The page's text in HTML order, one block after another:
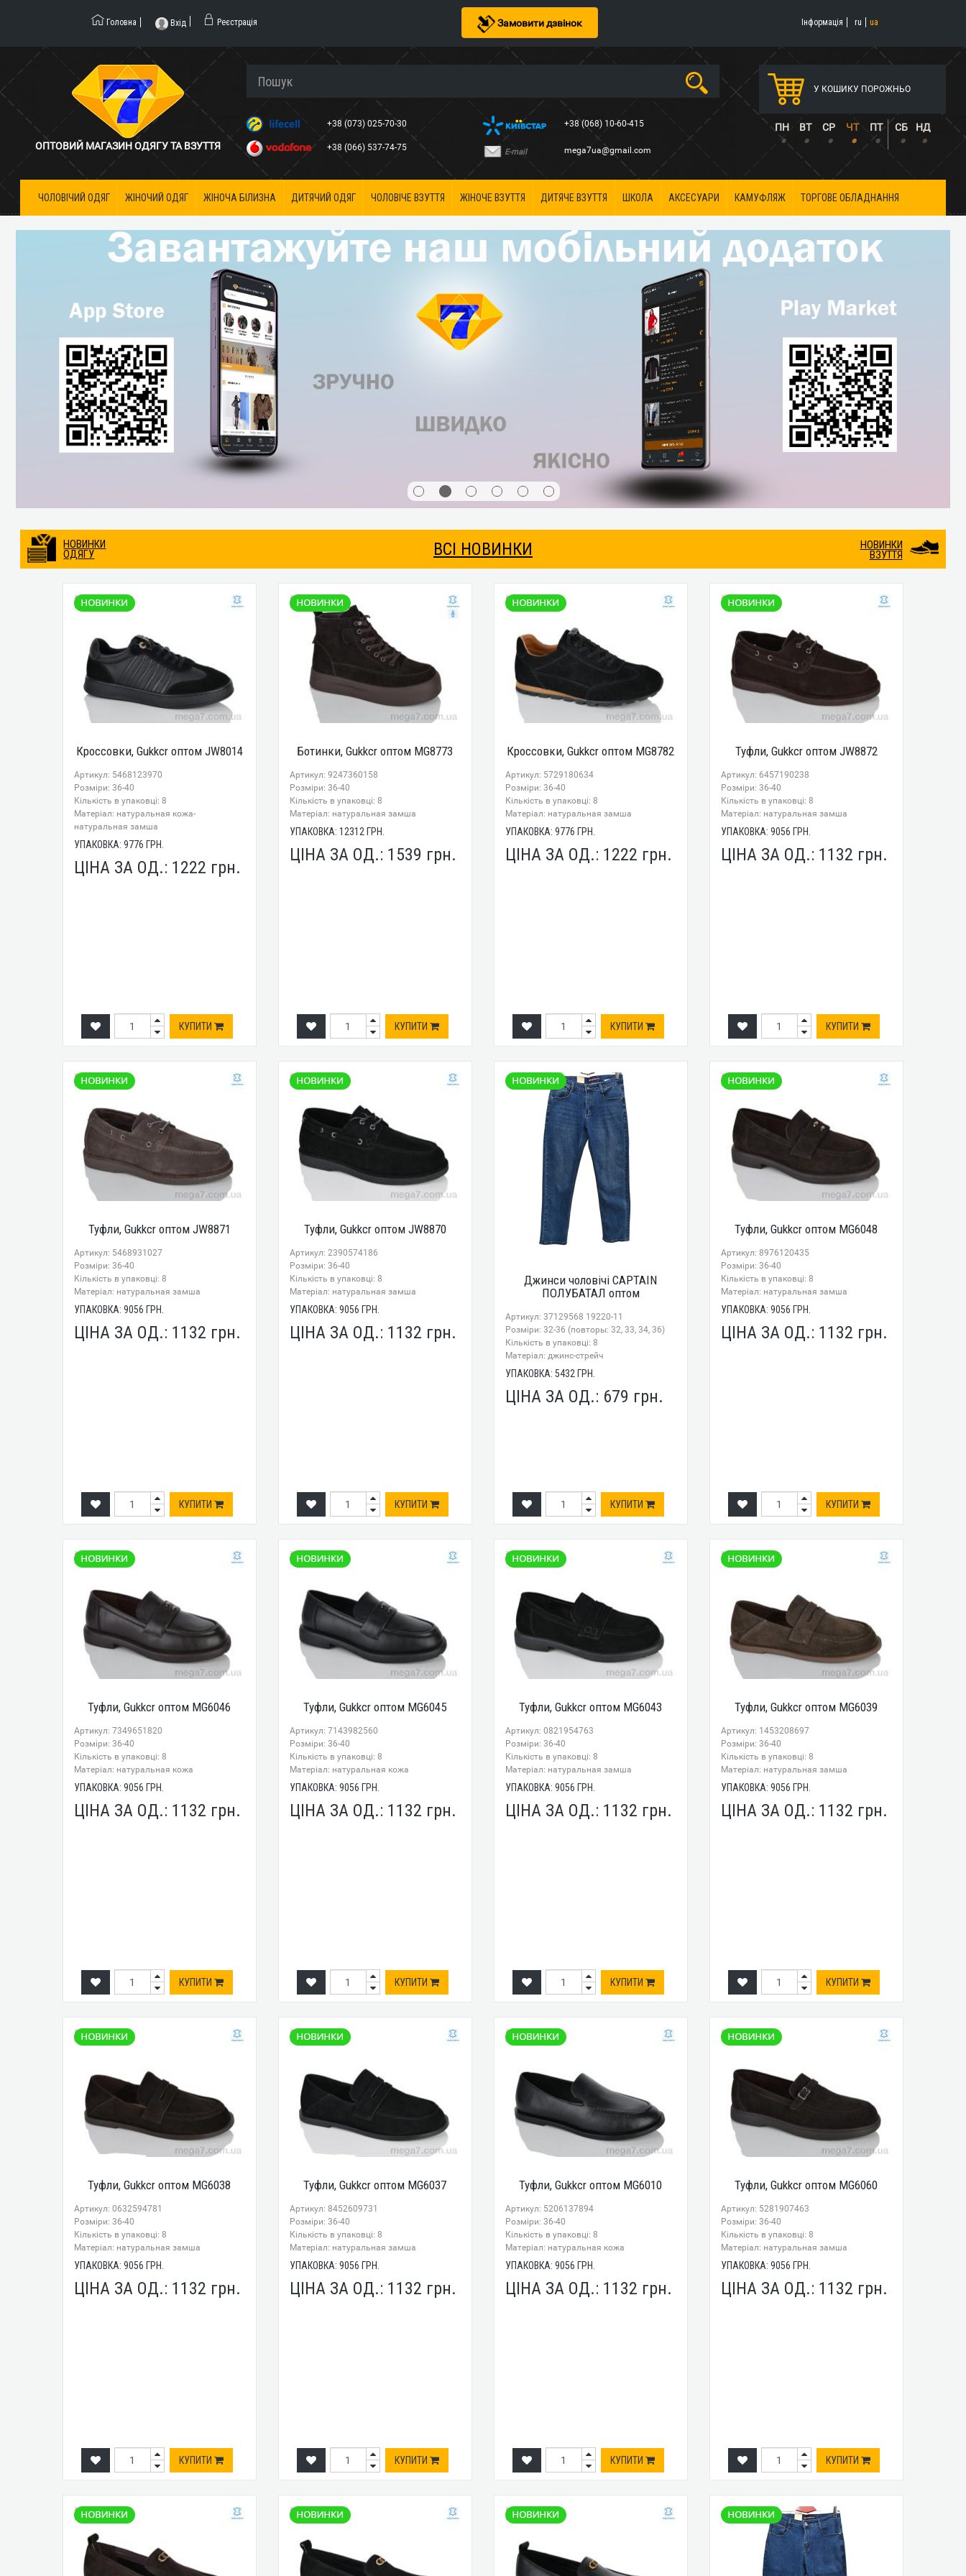
Замовити дзвінок
Головна Вхід Реєстрація Інформація ru ua
ОПТОВИЙ МАГАЗИН ОДЯГУ ТА ВЗУТТЯ
+38 (073) 025-70-30
+38 (066) 537-74-75
+38 (068) 10-60-415
E-mail mega7ua@gmail.com
У КОШИКУ ПОРОЖНЬО
ПН ВТ СР ЧТ ПТ СБ НД
• • • • • • •
ЧОЛОВІЧИЙ ОДЯГ ЖІНОЧИЙ ОДЯГ ЖІНОЧА БІЛИЗНА ДИТЯЧИЙ ОДЯГ ЧОЛОВІЧЕ ВЗУТТЯ ЖІНОЧЕ ВЗУТТЯ ДИТЯЧЕ ВЗУТТЯ ШКОЛА АКСЕСУАРИ КАМУФЛЯЖ ТОРГОВЕ ОБЛАДНАННЯ
НОВИНКИ
ОДЯГУ ВСІ НОВИНКИ НОВИНКИ
ВЗУТТЯ
Кроссовки, Gukkcr оптом JW8014
Артикул: 5468123970
Розміри: 36-40
Кількість в упаковці: 8
Mатеріал: натуральная кожа-
натуральная замша
УПАКОВКА: 9776 ГРН.
ЦІНА ЗА ОД.: 1222 грн.
КУПИТИ
Ботинки, Gukkcr оптом MG8773
Артикул: 9247360158
Розміри: 36-40
Кількість в упаковці: 8
Mатеріал: натуральная замша
УПАКОВКА: 12312 ГРН.
ЦІНА ЗА ОД.: 1539 грн.
КУПИТИ
Кроссовки, Gukkcr оптом MG8782
Артикул: 5729180634
Розміри: 36-40
Кількість в упаковці: 8
Mатеріал: натуральная замша
УПАКОВКА: 9776 ГРН.
ЦІНА ЗА ОД.: 1222 грн.
КУПИТИ
Туфли, Gukkcr оптом JW8872
Артикул: 6457190238
Розміри: 36-40
Кількість в упаковці: 8
Mатеріал: натуральная замша
УПАКОВКА: 9056 ГРН.
ЦІНА ЗА ОД.: 1132 грн.
КУПИТИ
Туфли, Gukkcr оптом JW8871
Артикул: 5468931027
Розміри: 36-40
Кількість в упаковці: 8
Mатеріал: натуральная замша
УПАКОВКА: 9056 ГРН.
ЦІНА ЗА ОД.: 1132 грн.
КУПИТИ
Туфли, Gukkcr оптом JW8870
Артикул: 2390574186
Розміри: 36-40
Кількість в упаковці: 8
Mатеріал: натуральная замша
УПАКОВКА: 9056 ГРН.
ЦІНА ЗА ОД.: 1132 грн.
КУПИТИ
Джинси чоловічі CAPTAIN
ПОЛУБАТАЛ оптом
Артикул: 37129568 19220-11
Розміри: 32-36 (повторы: 32, 33, 34, 36)
Кількість в упаковці: 8
Mатеріал: джинс-стрейч
УПАКОВКА: 5432 ГРН.
ЦІНА ЗА ОД.: 679 грн.
КУПИТИ
Туфли, Gukkcr оптом MG6048
Артикул: 8976120435
Розміри: 36-40
Кількість в упаковці: 8
Mатеріал: натуральная замша
УПАКОВКА: 9056 ГРН.
ЦІНА ЗА ОД.: 1132 грн.
КУПИТИ
Туфли, Gukkcr оптом MG6046
Артикул: 7349651820
Розміри: 36-40
Кількість в упаковці: 8
Mатеріал: натуральная кожа
УПАКОВКА: 9056 ГРН.
ЦІНА ЗА ОД.: 1132 грн.
КУПИТИ
Туфли, Gukkcr оптом MG6045
Артикул: 7143982560
Розміри: 36-40
Кількість в упаковці: 8
Mатеріал: натуральная кожа
УПАКОВКА: 9056 ГРН.
ЦІНА ЗА ОД.: 1132 грн.
КУПИТИ
Туфли, Gukkcr оптом MG6043
Артикул: 0821954763
Розміри: 36-40
Кількість в упаковці: 8
Mатеріал: натуральная замша
УПАКОВКА: 9056 ГРН.
ЦІНА ЗА ОД.: 1132 грн.
КУПИТИ
Туфли, Gukkcr оптом MG6039
Артикул: 1453208697
Розміри: 36-40
Кількість в упаковці: 8
Mатеріал: натуральная замша
УПАКОВКА: 9056 ГРН.
ЦІНА ЗА ОД.: 1132 грн.
КУПИТИ
Туфли, Gukkcr оптом MG6038
Артикул: 0632594781
Розміри: 36-40
Кількість в упаковці: 8
Mатеріал: натуральная замша
УПАКОВКА: 9056 ГРН.
ЦІНА ЗА ОД.: 1132 грн.
КУПИТИ
Туфли, Gukkcr оптом MG6037
Артикул: 8452609731
Розміри: 36-40
Кількість в упаковці: 8
Mатеріал: натуральная замша
УПАКОВКА: 9056 ГРН.
ЦІНА ЗА ОД.: 1132 грн.
КУПИТИ
Туфли, Gukkcr оптом MG6010
Артикул: 5206137894
Розміри: 36-40
Кількість в упаковці: 8
Mатеріал: натуральная кожа
УПАКОВКА: 9056 ГРН.
ЦІНА ЗА ОД.: 1132 грн.
КУПИТИ
Туфли, Gukkcr оптом MG6060
Артикул: 5281907463
Розміри: 36-40
Кількість в упаковці: 8
Mатеріал: натуральная замша
УПАКОВКА: 9056 ГРН.
ЦІНА ЗА ОД.: 1132 грн.
КУПИТИ